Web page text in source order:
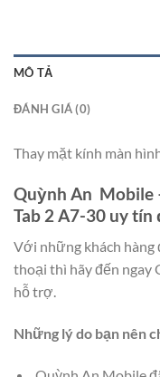
MÔ TẢ
ĐÁNH GIÁ (0)
Thay mặt kính màn
Quỳnh An Mobile
Tab 2 A7-30 uy tín
Với những khách hàng
thoại thì hãy đến ngay
hỗ trợ.
Những lý do bạn nên